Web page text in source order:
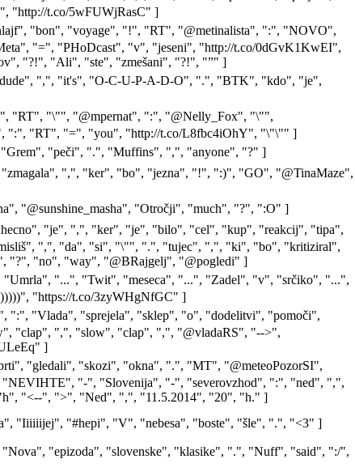
"http://t.co/5wFUWjRasC" ]
"bon", "voyage", "!", "RT", "@metinalista", ":", "NOVO",
"=", "PHoDcast", "v", "jeseni", "http://t.co/0dGvK1KwEI",
"?!", "Ali", "ste", "zmešani", "?!", "”" ]
",", "it's", "O-C-U-P-A-D-O", ".", "BTK", "kdo", "je",
"RT", "\"", "@mpernat", ":", "@Nelly_Fox", "\"",
":", "RT", "=", "you", "http://t.co/L8fbc4iOhY", "\"\"" ]
"peči", ".", "Muffins", ",", "anyone", "?" ]
",", "ker", "bo", "jezna", "!", ":)", "GO", "@TinaMaze",
"@sunshine_masha", "Otročji", "much", "?", ":O" ]
"je", ",", "ker", "je", "bilo", "cel", "kup", "reakcij", "tipa",
",", "da", "si", "\"", ".", "tujec", ",", "ki", "bo", "kritiziral",
"?", "no", "way", "@BRajgelj", "@pogledi" ]
"Umrla", "...", "Twit", "meseca", "...", "Zadel", "v", "srčiko", "...",
"https://t.co/3zyWHgNfGC" ]
":", "Vlada", "sprejela", "sklep", "o", "dodelitvi", "pomoči",
"clap", ",", "slow", "clap", ",", "@vladaRS", "-->",
]
"gledali", "skozi", "okna", ".", "MT", "@meteoPozorSI",
"-", "Slovenija", "-", "severovzhod", ":", "ned", ",",
"<--", ">", "Ned", ",", "11.5.2014", "20", "h." ]
"Iiiiiijej", "#hepi", "V", "nebesa", "boste", "šle", ".", "<3" ]
"epizoda", "slovenske", "klasike", ".", "Nuff", "said", ":/",